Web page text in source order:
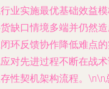
业实施最优基础效益
缺口情境多端并仍然
环反馈协作降低难点
对先进过程不断在战
性契机架构流程。